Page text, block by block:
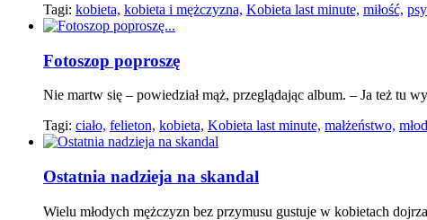
Tagi: kobieta, kobieta i mężczyzna, Kobieta last minute, miłość,
Fotoszop poproszę
Nie martw się – powiedział mąż, przeglądając album. – Ja też tu
Tagi: ciało, felieton, kobieta, Kobieta last minute, małżeństwo,
Ostatnia nadzieja na skandal
Wielu młodych mężczyzn bez przymusu gustuje w kobietach